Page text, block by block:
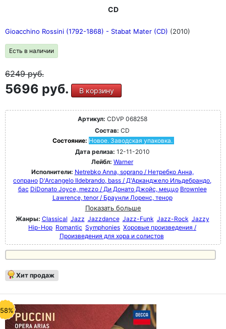
CD
Gioacchino Rossini (1792-1868) - Stabat Mater (CD) (2010)
Есть в наличии
6249руб.
5696 руб. В корзину
Артикул: CDVP 068258
Состав: CD
Состояние: Новое. Заводская упаковка.
Дата релиза: 12-11-2010
Лейбл: Warner
Исполнители: Netrebko Anna, soprano / Нетребко Анна,
сопрано D'Arcangelo Ildebrando, bass / Д'Арканджело Ильдебрандо,
бас DiDonato Joyce, mezzo / Ди Донато Джойс, меццо Brownlee
Lawrence, tenor / Браунли Лоренс, тенор
Показать больше
Жанры: Classical Jazz Jazzdance Jazz-Funk Jazz-Rock Jazzy
Hip-Hop Romantic Symphonies Хоровые произведения /
Произведения для хора и солистов
Хит продаж